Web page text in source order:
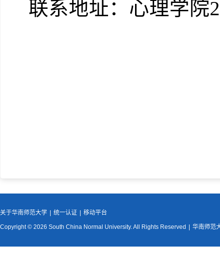
联系地址：心理学院
关于华南师范大学 统一认证 移动平台
Copyright © 2026 South China Normal University. All Rights Reserved 华南师范